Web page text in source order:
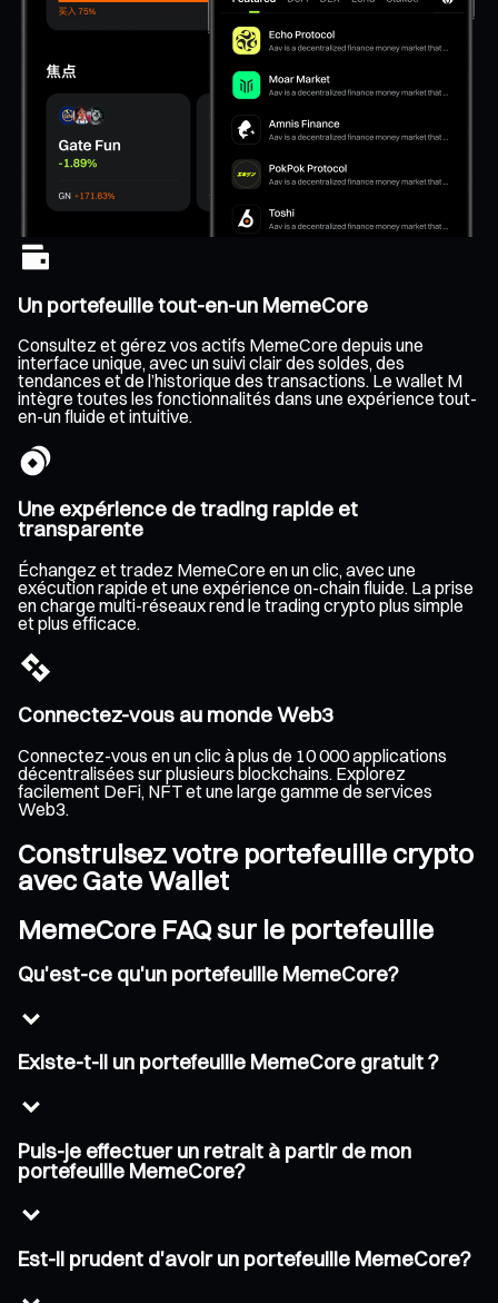
Un portefeuille tout-en-un MemeCore
Consultez et gérez vos actifs MemeCore depuis une
interface unique, avec un suivi clair des soldes, des
tendances et de l’historique des transactions. Le wallet M
intègre toutes les fonctionnalités dans une expérience tout-
en-un fluide et intuitive.
Une expérience de trading rapide et
transparente
Échangez et tradez MemeCore en un clic, avec une
exécution rapide et une expérience on-chain fluide. La prise
en charge multi-réseaux rend le trading crypto plus simple
et plus efficace.
Connectez-vous au monde Web3
Connectez-vous en un clic à plus de 10 000 applications
décentralisées sur plusieurs blockchains. Explorez
facilement DeFi, NFT et une large gamme de services
Web3.
Construisez votre portefeuille crypto
avec Gate Wallet
MemeCore FAQ sur le portefeuille
Qu'est-ce qu'un portefeuille MemeCore?
Existe-t-il un portefeuille MemeCore gratuit ?
Puis-je effectuer un retrait à partir de mon
portefeuille MemeCore?
Est-il prudent d'avoir un portefeuille MemeCore?